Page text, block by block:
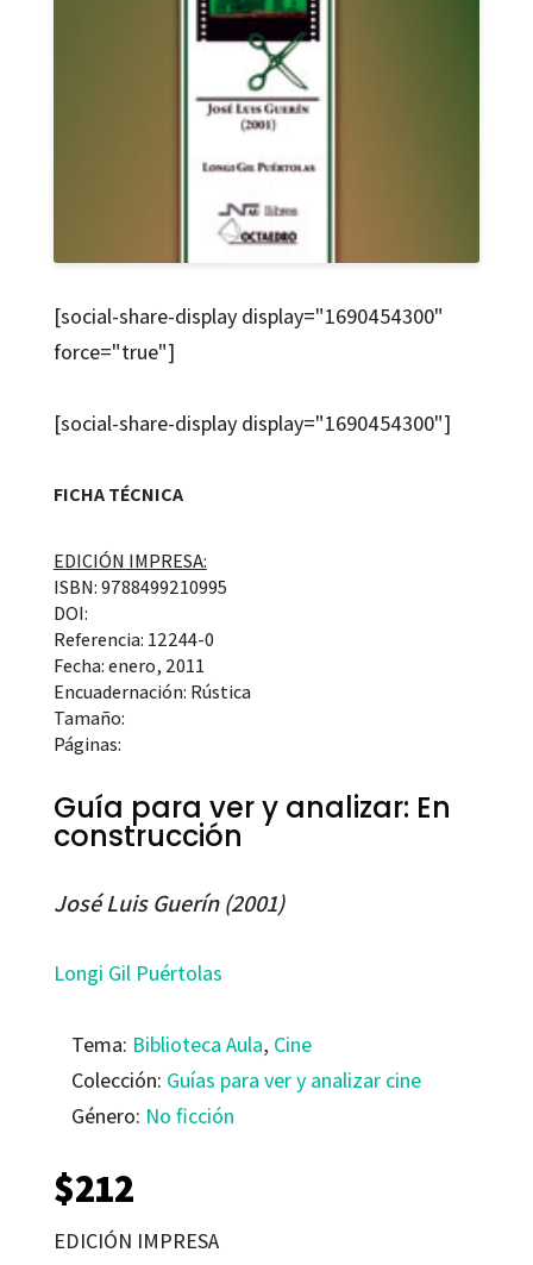
[social-share-display display="1690454300"
force="true"]
[social-share-display display="1690454300"]
FICHA TÉCNICA
EDICIÓN IMPRESA:
ISBN: 9788499210995
DOI:
Referencia: 12244-0
Fecha: enero, 2011
Encuadernación: Rústica
Tamaño:
Páginas:
Guía para ver y analizar: En
construcción
José Luis Guerín (2001)
Longi Gil Puértolas
Tema: Biblioteca Aula, Cine
Colección: Guías para ver y analizar cine
Género: No ficción
$212
EDICIÓN IMPRESA